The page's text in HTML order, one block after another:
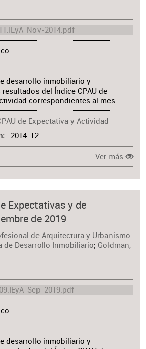
desarrollo inmobiliario y
del Índice CPAU de
correspondientes al mes…
de Expectativa y Actividad
2014-12
Ver más
Expectativas y de
de 2019
de Arquitectura y Urbanismo
de Desarrollo Inmobiliario; Goldman,
desarrollo inmobiliario y